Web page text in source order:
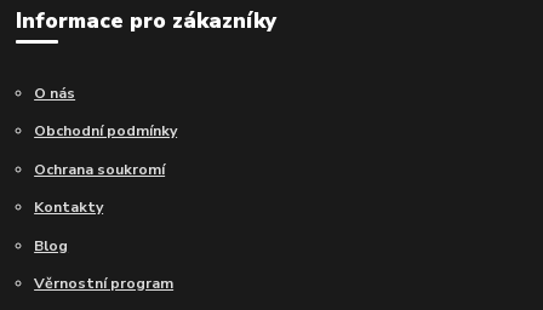
Informace pro zákazníky
O nás
Obchodní podmínky
Ochrana soukromí
Kontakty
Blog
Věrnostní program